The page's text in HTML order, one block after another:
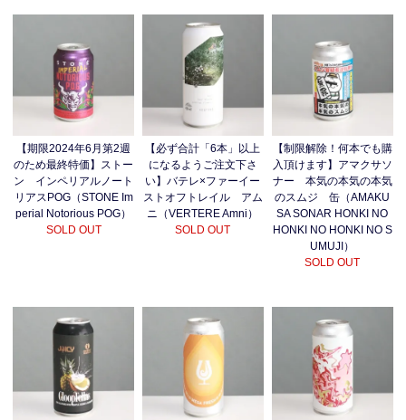
【期限2024年6月第2週
のため最終特価】ストー
ン インペリアルノート
リアスPOG（STONE Im
perial Notorious POG）
SOLD OUT
【必ず合計「6本」以上
になるようご注文下さ
い】バテレ×ファーイー
ストオフトレイル アム
ニ（VERTERE Amni）
SOLD OUT
【制限解除！何本でも購
入頂けます】アマクサソ
ナー 本気の本気の本気
のスムジ 缶（AMAKU
SA SONAR HONKI NO
HONKI NO HONKI NO S
UMUJI）
SOLD OUT